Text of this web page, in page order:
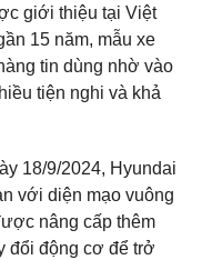
giới thiệu tại Việt
15 năm, mẫu xe
tin dùng nhờ vào
tiện nghi và khả
18/9/2024, Hyundai
với diện mạo vuông
nâng cấp thêm
đổi động cơ để trở